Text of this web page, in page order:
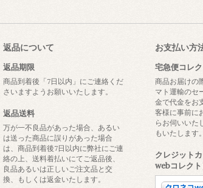
返品について
返品期限
商品到着後「7日以内」にご連絡くだ
さいますようお願いいたします。
返品送料
万が一不良品があった場合、あるい
は送った商品に誤りがあった場合
は、商品到着後7日以内に弊社にご連
絡の上、送料着払いにてご返品後、
良品あるいは正しいご注文品と交
換、もしくは返金いたします。
お支払い方
宅急便コレク
商品お届けの
マト運輸のセ
金で代金をお
客様に事前に
らお伺いいた
もいたします。
クレジット
webコレクト